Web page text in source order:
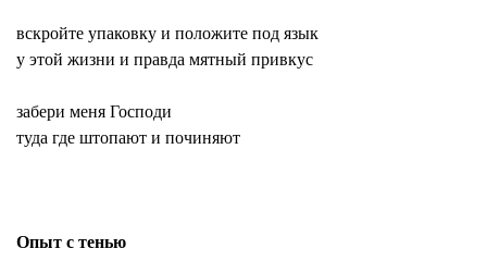
вскройте упаковку и положите под язык
у этой жизни и правда мятный привкус
забери меня Господи
туда где штопают и починяют
Опыт с тенью